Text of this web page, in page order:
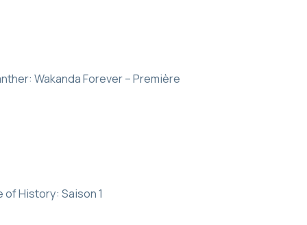
Wakanda Forever – Première
History: Saison 1